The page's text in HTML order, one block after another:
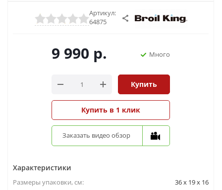
Артикул:
64875
9 990 р. Много
Купить
Купить в 1 клик
Заказать видео обзор
Характеристики
Размеры упаковки, cм:
36 x 19 x 16